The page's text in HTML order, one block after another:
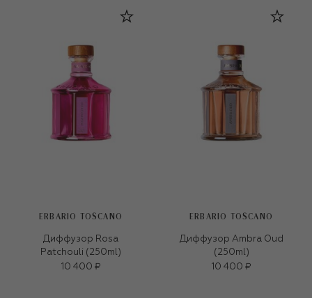
ERBARIO TOSCANO
Диффузор Rosa
Patchouli (250ml)
10 400 ₽
ERBARIO TOSCANO
Диффузор Ambra Oud
(250ml)
10 400 ₽